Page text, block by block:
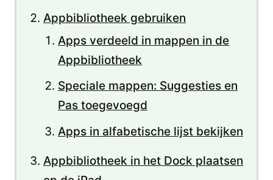
Appbibliotheek gebruiken
Apps verdeeld in mappen in de
Appbibliotheek
Speciale mappen: Suggesties en
Pas toegevoegd
Apps in alfabetische lijst bekijken
Appbibliotheek in het Dock plaatsen